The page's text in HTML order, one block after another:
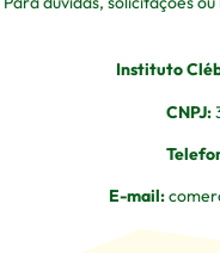
Instituto
CNPJ:
E-mail: